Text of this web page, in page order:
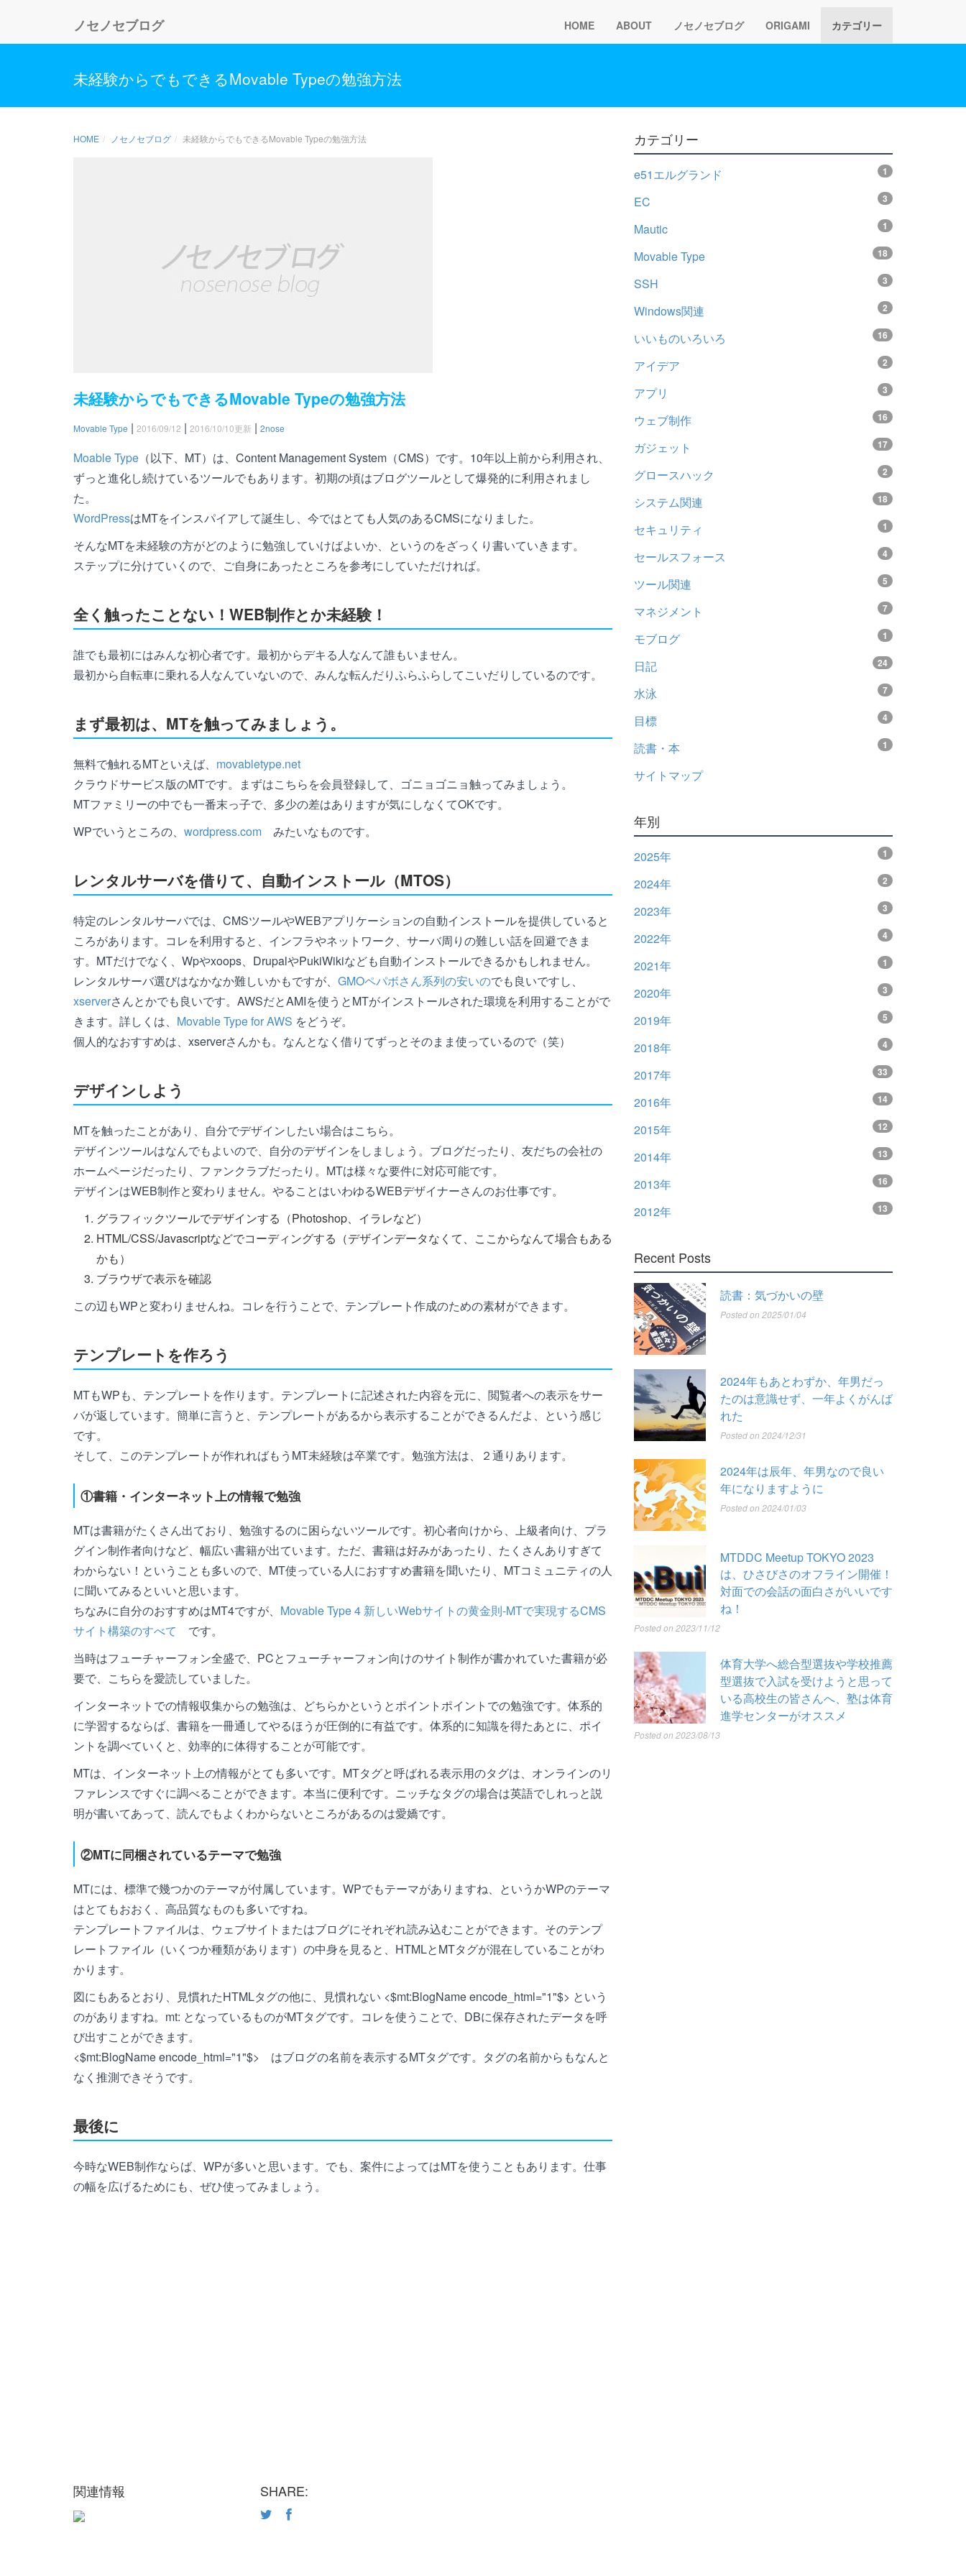
ノセノセブログ HOME ABOUT ノセノセブログ ORIGAMI カテゴリー
未経験からでもできるMovable Typeの勉強方法
HOME ノセノセブログ 未経験からでもできるMovable Typeの勉強方法
未経験からでもできるMovable Typeの勉強方法
Movable Type | 2016/09/12 | 2016/10/10更新 | 2nose
Moable Type （以下、MT）は、Content Management System（CMS）です。10年以上前から利用され、
ずっと進化し続けているツールでもあります。初期の頃はブログツールとして爆発的に利用されまし
た。
WordPressはMTをインスパイアして誕生し、今ではとても人気のあるCMSになりました。
そんなMTを未経験の方がどのように勉強していけばよいか、というのをざっくり書いていきます。
ステップに分けていくので、ご自身にあったところを参考にしていただければ。
全く触ったことない！WEB制作とか未経験！
誰でも最初にはみんな初心者です。最初からデキる人なんて誰もいません。
最初から自転車に乗れる人なんていないので、みんな転んだりふらふらしてこいだりしているのです。
まず最初は、MTを触ってみましょう。
無料で触れるMTといえば、 movabletype.net
クラウドサービス版のMTです。まずはこちらを会員登録して、ゴニョゴニョ触ってみましょう。
MTファミリーの中でも一番末っ子で、多少の差はありますが気にしなくてOKです。
WPでいうところの、 wordpress.com みたいなものです。
レンタルサーバを借りて、自動インストール（MTOS）
特定のレンタルサーバでは、CMSツールやWEBアプリケーションの自動インストールを提供していると
ころがあります。コレを利用すると、インフラやネットワーク、サーバ周りの難しい話を回避できま
す。MTだけでなく、Wpやxoops、DrupalやPukiWikiなども自動インストールできるかもしれません。
レンタルサーバ選びはなかなか難しいかもですが、 GMOペパボさん系列の安いのでも良いですし、
xserverさんとかでも良いです。AWSだとAMIを使うとMTがインストールされた環境を利用することがで
きます。詳しくは、 Movable Type for AWS をどうぞ。
個人的なおすすめは、xserverさんかも。なんとなく借りてずっとそのまま使っているので（笑）
デザインしよう
MTを触ったことがあり、自分でデザインしたい場合はこちら。
デザインツールはなんでもよいので、自分のデザインをしましょう。ブログだったり、友だちの会社の
ホームページだったり、ファンクラブだったり。MTは様々な要件に対応可能です。
デザインはWEB制作と変わりません。やることはいわゆるWEBデザイナーさんのお仕事です。
グラフィックツールでデザインする（Photoshop、イラレなど）
HTML/CSS/Javascriptなどでコーディングする（デザインデータなくて、ここからなんて場合もある
かも）
ブラウザで表示を確認
この辺もWPと変わりませんね。コレを行うことで、テンプレート作成のための素材ができます。
テンプレートを作ろう
MTもWPも、テンプレートを作ります。テンプレートに記述された内容を元に、閲覧者への表示をサー
バが返しています。簡単に言うと、テンプレートがあるから表示することができるんだよ、という感じ
です。
そして、このテンプレートが作れればもうMT未経験は卒業です。勉強方法は、２通りあります。
①書籍・インターネット上の情報で勉強
MTは書籍がたくさん出ており、勉強するのに困らないツールです。初心者向けから、上級者向け、プラ
グイン制作者向けなど、幅広い書籍が出ています。ただ、書籍は好みがあったり、たくさんありすぎて
わからない！ということも多いので、MT使っている人におすすめ書籍を聞いたり、MTコミュニティの人
に聞いてみるといいと思います。
ちなみに自分のおすすめはMT4ですが、 Movable Type 4 新しいWebサイトの黄金則-MTで実現するCMS
サイト構築のすべて です。
当時はフューチャーフォン全盛で、PCとフューチャーフォン向けのサイト制作が書かれていた書籍が必
要で、こちらを愛読していました。
インターネットでの情報収集からの勉強は、どちらかというとポイントポイントでの勉強です。体系的
に学習するならば、書籍を一冊通してやるほうが圧倒的に有益です。体系的に知識を得たあとに、ポイ
ントを調べていくと、効率的に体得することが可能です。
MTは、インターネット上の情報がとても多いです。MTタグと呼ばれる表示用のタグは、オンラインのリ
ファレンスですぐに調べることができます。本当に便利です。ニッチなタグの場合は英語でしれっと説
明が書いてあって、読んでもよくわからないところがあるのは愛嬌です。
②MTに同梱されているテーマで勉強
MTには、標準で幾つかのテーマが付属しています。WPでもテーマがありますね、というかWPのテーマ
はとてもおおく、高品質なものも多いですね。
テンプレートファイルは、ウェブサイトまたはブログにそれぞれ読み込むことができます。そのテンプ
レートファイル（いくつか種類があります）の中身を見ると、HTMLとMTタグが混在していることがわ
かります。
図にもあるとおり、見慣れたHTMLタグの他に、見慣れない <$mt:BlogName encode_html="1"$> という
のがありますね。mt: となっているものがMTタグです。コレを使うことで、DBに保存されたデータを呼
び出すことができます。
<$mt:BlogName encode_html="1"$> はブログの名前を表示するMTタグです。タグの名前からもなんと
なく推測できそうです。
最後に
今時なWEB制作ならば、WPが多いと思います。でも、案件によってはMTを使うこともあります。仕事
の幅を広げるためにも、ぜひ使ってみましょう。
関連情報 SHARE:
カテゴリー
e51エルグランド 1
EC 3
Mautic 1
Movable Type 18
SSH 3
Windows関連 2
いいものいろいろ 16
アイデア 2
アプリ 3
ウェブ制作 16
ガジェット 17
グロースハック 2
システム関連 18
セキュリティ 1
セールスフォース 4
ツール関連 5
マネジメント 7
モブログ 1
日記 24
水泳 7
目標 4
読書・本 1
サイトマップ
年別
2025年 1
2024年 2
2023年 3
2022年 4
2021年 1
2020年 3
2019年 5
2018年 4
2017年 33
2016年 14
2015年 12
2014年 13
2013年 16
2012年 13
Recent Posts
読書：気づかいの壁
Posted on 2025/01/04
2024年もあとわずか、年男だっ
たのは意識せず、一年よくがんば
れた
Posted on 2024/12/31
2024年は辰年、年男なので良い
年になりますように
Posted on 2024/01/03
MTDDC Meetup TOKYO 2023
は、ひさびさのオフライン開催！
対面での会話の面白さがいいです
ね！
Posted on 2023/11/12
体育大学へ総合型選抜や学校推薦
型選抜で入試を受けようと思って
いる高校生の皆さんへ、塾は体育
進学センターがオススメ
Posted on 2023/08/13